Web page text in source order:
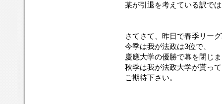
某が引退を考えている訳で
さてさて、昨日で春季リー
今季は我が法政は3位で、
慶應大学の優勝で幕を閉じ
秋季は我が法政大学が貰っ
ご期待下さい。